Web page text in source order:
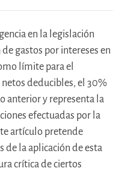
en la legislación
gastos por intereses en
límite para el
deducibles, el 30%
anterior y representa la
efectuadas por la
artículo pretende
de la aplicación de esta
crítica de ciertos